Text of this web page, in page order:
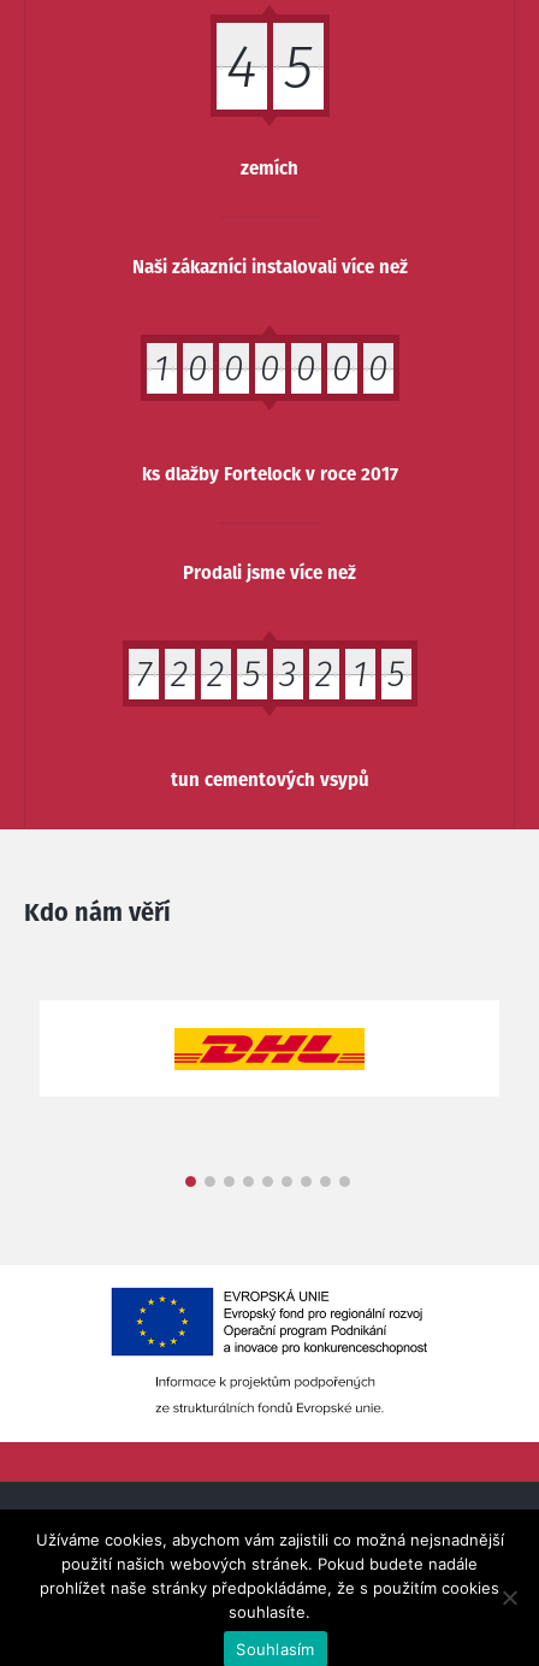
4 5
zemích
Naši zákazníci instalovali více než
1 0 0 0 0 0 0
ks dlažby Fortelock v roce 2017
Prodali jsme více než
7 2 2 5 3 2 1 5
tun cementových vsypů
Kdo nám věří
•••••••••
© 2005 -2026 | Fortelock.cz - součást skupinyFortemix,
s.r.o.
Vytvořila
webees.cz s.r.o.
Užíváme cookies, abychom vám zajistili co možná nejsnadnější
použití našich webových stránek. Pokud budete nadále
prohlížet naše stránky předpokládáme, že s použitím cookies
souhlasíte.
Souhlasím